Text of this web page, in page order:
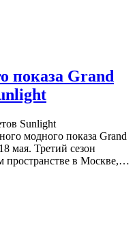
показа Grand
Sunlight
модного показа Grand
мая. Третий сезон
пространстве в Москве,…